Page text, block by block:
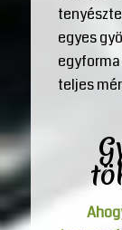
egyes
teljes